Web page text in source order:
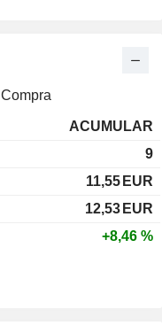
Compra
ACUMULAR
9
11,55 EUR
12,53 EUR
+8,46 %